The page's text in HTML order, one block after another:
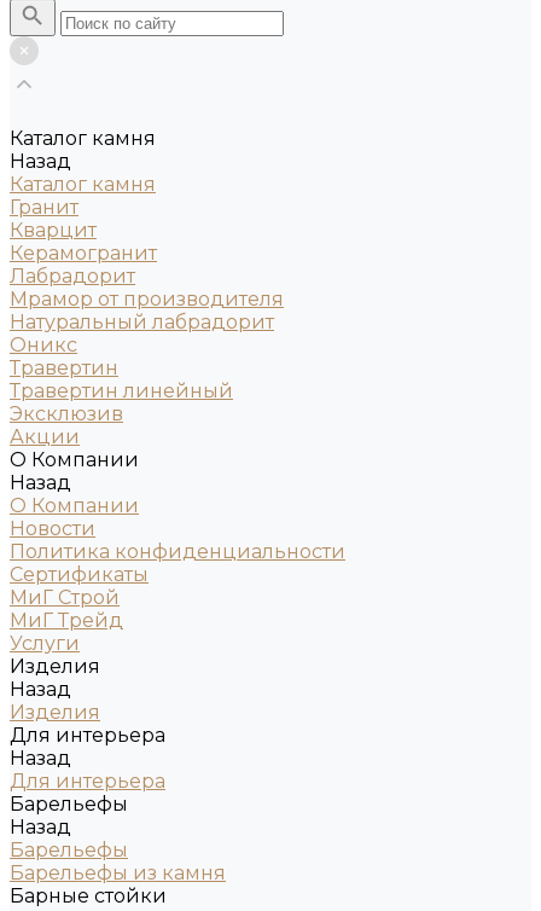
Каталог камня
Назад
Каталог камня
Гранит
Кварцит
Керамогранит
Лабрадорит
Мрамор от производителя
Натуральный лабрадорит
Оникс
Травертин
Травертин линейный
Эксклюзив
Акции
О Компании
Назад
О Компании
Новости
Политика конфиденциальности
Сертификаты
МиГ Строй
МиГ Трейд
Услуги
Изделия
Назад
Изделия
Для интерьера
Назад
Для интерьера
Барельефы
Назад
Барельефы
Барельефы из камня
Барные стойки